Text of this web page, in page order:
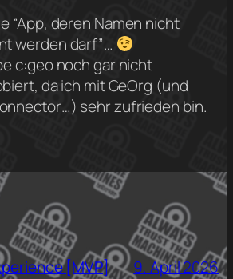
“App, deren Namen nicht
werden darf”…
c:geo noch gar nicht
da ich mit GeOrg (und
sehr zufrieden bin.
[MVP] 9. April 2026